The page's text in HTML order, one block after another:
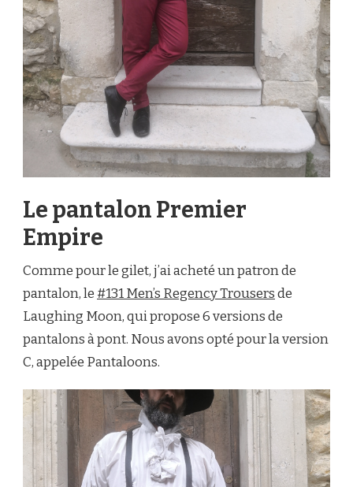
Le pantalon Premier
Empire
Comme pour le gilet, j’ai acheté un patron de
pantalon, le #131 Men’s Regency Trousersde
Laughing Moon, qui propose 6 versions de
pantalons à pont. Nous avons opté pour la version
C, appelée Pantaloons.